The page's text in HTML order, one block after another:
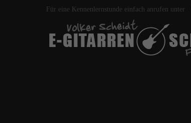
Für eine Kennenlernstunde einfach anrufen unter